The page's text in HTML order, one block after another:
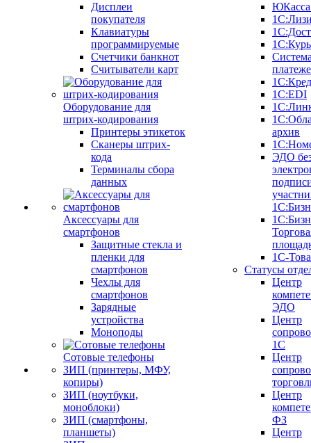
Дисплеи
покупателя
Клавиатуры
программируемые
Счетчики банкнот
Считыватели карт
Оборудование для
штрих-кодирования
Принтеры этикеток
Сканеры штрих-
кода
Терминалы сбора
данных
Аксессуары для
смартфонов
Защитные стекла и
пленки для
смартфонов
Чехлы для
смартфонов
Зарядные
устройства
Моноподы
Сотовые телефоны
ЗИП (принтеры, МФУ,
копиры)
ЗИП (ноутбуки,
моноблоки)
ЗИП (смартфоны,
планшеты)
1С:EDI
архив
ЭДО
1С-
Статусы
Центр
ЭДО
Центр
1С
Центр
Центр
ФЗ
Центр